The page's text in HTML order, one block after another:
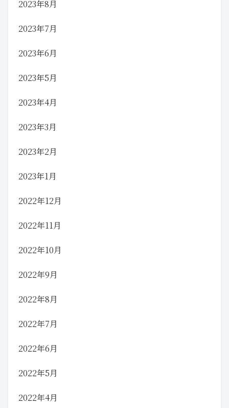
2023年8月
2023年7月
2023年6月
2023年5月
2023年4月
2023年3月
2023年2月
2023年1月
2022年12月
2022年11月
2022年10月
2022年9月
2022年8月
2022年7月
2022年6月
2022年5月
2022年4月